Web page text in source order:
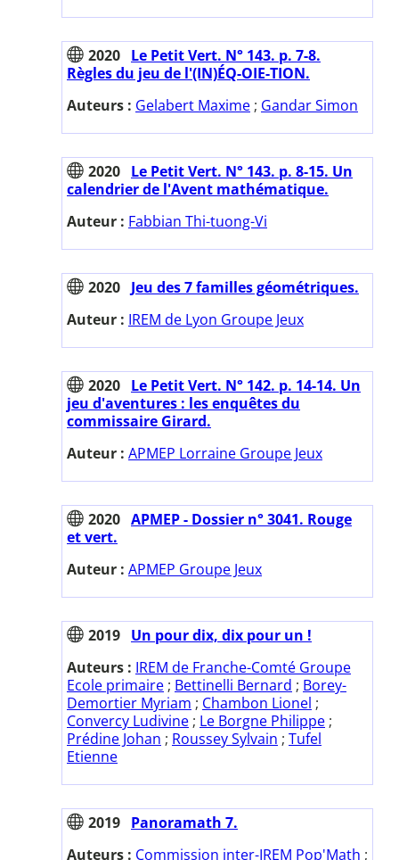
2020 Le Petit Vert. N° 143. p. 7-8.
Règles du jeu de l'(IN)ÉQ-OIE-TION.
Auteurs : Gelabert Maxime ; Gandar Simon
2020 Le Petit Vert. N° 143. p. 8-15. Un
calendrier de l'Avent mathématique.
Auteur : Fabbian Thi-tuong-Vi
2020 Jeu des 7 familles géométriques.
Auteur : IREM de Lyon Groupe Jeux
2020 Le Petit Vert. N° 142. p. 14-14. Un
jeu d'aventures : les enquêtes du
commissaire Girard.
Auteur : APMEP Lorraine Groupe Jeux
2020 APMEP - Dossier n° 3041. Rouge
et vert.
Auteur : APMEP Groupe Jeux
2019 Un pour dix, dix pour un !
Auteurs : IREM de Franche-Comté Groupe
Ecole primaire ; Bettinelli Bernard ; Borey-
Demortier Myriam ; Chambon Lionel ;
Convercy Ludivine ; Le Borgne Philippe ;
Prédine Johan ; Roussey Sylvain ; Tufel
Etienne
2019 Panoramath 7.
Auteurs : Commission inter-IREM Pop'Math ;